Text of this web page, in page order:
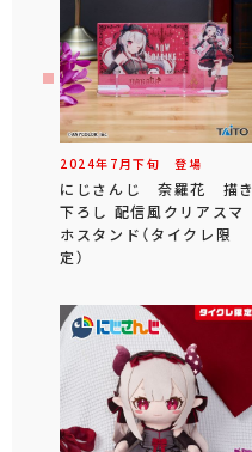
2024年 7 月下旬 登場
にじさんじ 奈羅花 描き
下ろし 配信風クリアスマ
ホスタンド（タイクレ限
定）